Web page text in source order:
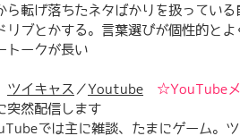
転げ落ちたネタばかりを扱っている
ブとかする。言葉選びが個性的とよ
ークが長い
ツイキャス ／Youtube
☆YouTubeメ
配信します
では主に雑談、たまにゲーム。ツ